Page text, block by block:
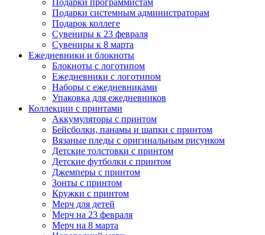
Подарки системным администраторам
Подарок коллеге
Сувениры к 23 февраля
Сувениры к 8 марта
Ежедневники и блокноты
Блокноты с логотипом
Ежедневники с логотипом
Наборы с ежедневниками
Упаковка для ежедневников
Коллекции с принтами
Аккумуляторы с принтом
Бейсболки, панамы и шапки с принтом
Вязаные пледы с оригинальным рисунком
Детские толстовки с принтом
Детские футболки с принтом
Джемперы с принтом
Зонты с принтом
Кружки с принтом
Мерч для детей
Мерч на 23 февраля
Мерч на 8 марта